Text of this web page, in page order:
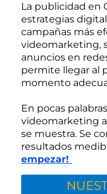
La publicidad en
estrategias
campañas más
videomarketing,
anuncios en
permite llegar al
momento
En pocas
videomarketing
se muestra. Se
resultados
empezar!